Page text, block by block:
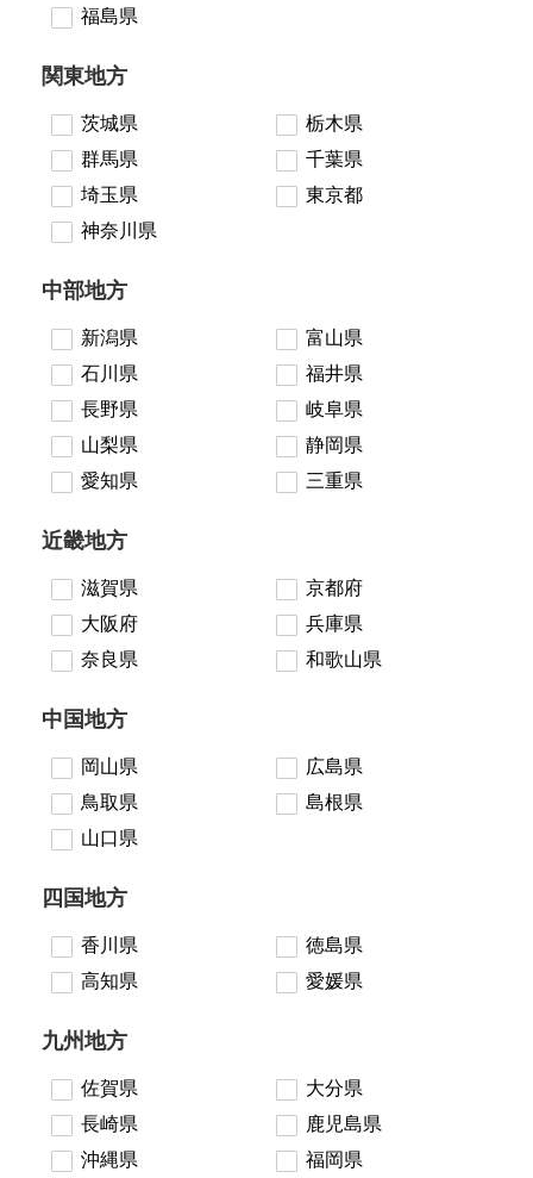
福島県
関東地方
茨城県
栃木県
群馬県
千葉県
埼玉県
東京都
神奈川県
中部地方
新潟県
富山県
石川県
福井県
長野県
岐阜県
山梨県
静岡県
愛知県
三重県
近畿地方
滋賀県
京都府
大阪府
兵庫県
奈良県
和歌山県
中国地方
岡山県
広島県
鳥取県
島根県
山口県
四国地方
香川県
徳島県
高知県
愛媛県
九州地方
佐賀県
大分県
長崎県
鹿児島県
沖縄県
福岡県